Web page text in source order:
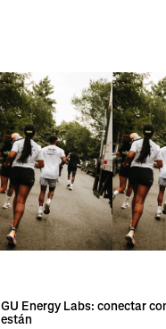
GU Energy Labs: conectar
están